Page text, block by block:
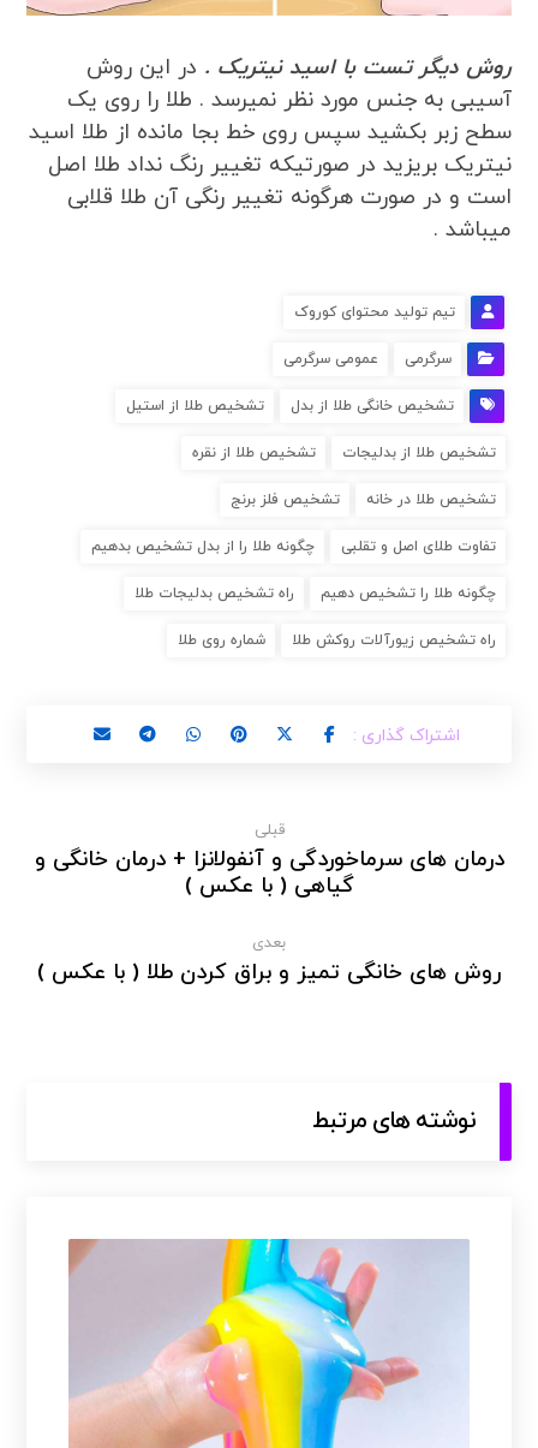
روش دیگر تست با اسید نیتریک . در این روش
آسیبی به جنس مورد نظر نمیرسد . طلا را روی یک
سطح زبر بکشید سپس روی خط بجا مانده از طلا اسید
نیتریک بریزید در صورتیکه تغییر رنگ نداد طلا اصل
است و در صورت هرگونه تغییر رنگی آن طلا قلابی
میباشد .
تیم تولید محتوای کوروک
سرگرمی عمومی سرگرمی
تشخیص خانگی طلا از بدل تشخیص طلا از استیل
تشخیص طلا از بدلیجات تشخیص طلا از نقره
تشخیص طلا در خانه تشخیص فلز برنج
تفاوت طلای اصل و تقلبی چگونه طلا را از بدل تشخیص بدهیم
چگونه طلا را تشخیص دهیم راه تشخیص بدلیجات طلا
راه تشخیص زیورآلات روکش طلا شماره روی طلا
قبلی
درمان های سرماخوردگی و آنفولانزا + درمان خانگی و
گیاهی ( با عکس )
بعدی
روش های خانگی تمیز و براق کردن طلا ( با عکس )
نوشته های مرتبط